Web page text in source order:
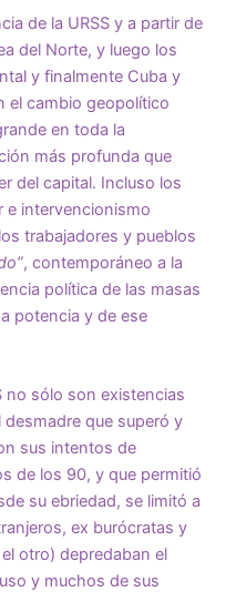
de la URSS y a partir de
del Norte, y luego los
y finalmente Cuba y
el cambio geopolítico
en toda la
más profunda que
del capital. Incluso los
e intervencionismo
trabajadores y pueblos
, contemporáneo a la
política de las masas
potencia y de ese
no sólo son existencias
que superó y
sus intentos de
de los 90, y que permitió
su ebriedad, se limitó a
ex burócratas y
otro) depredaban el
y muchos de sus